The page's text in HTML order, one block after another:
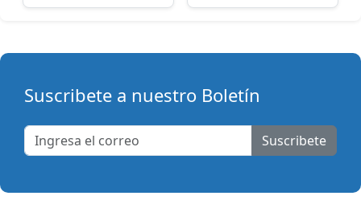
Suscribete a nuestro Boletín
Suscribete